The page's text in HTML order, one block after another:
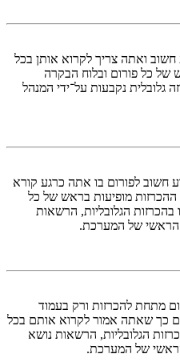
חשוב ואתה צריך לקרוא אותן בכל
של כל פורום ובלוח הבקרה
נקבעות על־ידי המנהל
חשוב לפורום בו אתה כרגע קורא
ההכרזות מופיעות בראש של כל
בהכרזות הגלובליות, הרשאות
הראשי של המערכת.
מתחת להכרזות ורק בעמוד
כך שאתה אמור לקרוא אותם בכל
הגלובליות, הרשאות נושא
של המערכת.